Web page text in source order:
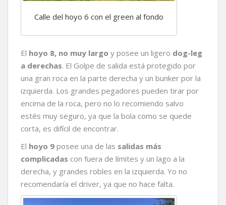
Calle del hoyo 6 con el green al fondo
El hoyo 8, no muy largo y posee un ligero dog-leg
a derechas. El Golpe de salida está protegido por
una gran roca en la parte derecha y un bunker por la
izquierda. Los grandes pegadores pueden tirar por
encima de la roca, pero no lo recomiendo salvo
estés muy seguro, ya que la bola como se quede
corta, es difícil de encontrar.
El hoyo 9 posee una de las salidas más
complicadas con fuera de límites y un lago a la
derecha, y grandes robles en la izquierda. Yo no
recomendaría el driver, ya que no hace falta.